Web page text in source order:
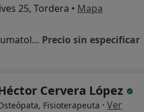
25, Tordera • Mapa
Primera visita Traumatología y Cirugía Ortopédica Precio sin especificar
Cervera López
Fisioterapeuta · Ver